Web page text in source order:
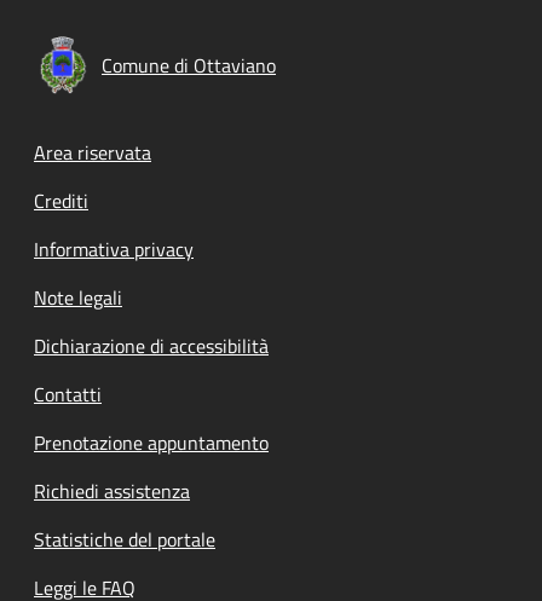
Comune di Ottaviano
Footer menu
Area riservata
Crediti
Informativa privacy
Note legali
Dichiarazione di accessibilità
Contatti
Prenotazione appuntamento
Richiedi assistenza
Statistiche del portale
Leggi le FAQ